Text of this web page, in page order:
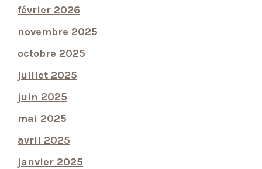
février 2026
novembre 2025
octobre 2025
juillet 2025
juin 2025
mai 2025
avril 2025
janvier 2025